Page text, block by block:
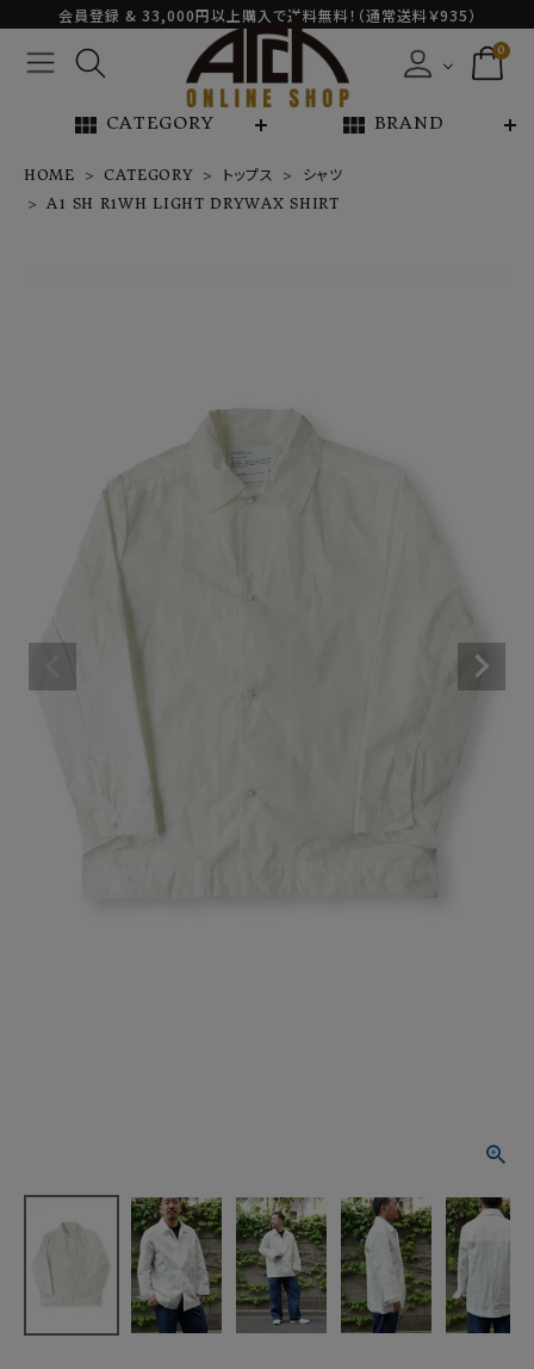
会員登録 & 33,000円以上購入で送料無料！（通常送料￥935）
0
view_module CATEGORY view_module BRAND
CATEGORY
INFORMATION
ログイン person 会員登録
HOME CATEGORY トップス
シャツ
A1 SH R1WH LIGHT DRYWAX SHIRT